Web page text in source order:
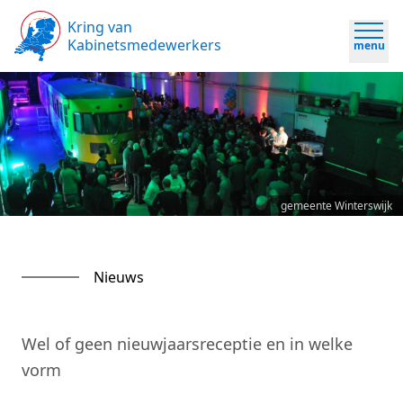
Kring van
Kabinetsmedewerkers
menu
gemeente Winterswijk
Nieuws
Wel of geen nieuwjaarsreceptie en in welke
vorm